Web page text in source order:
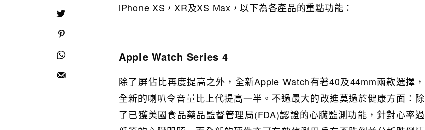
iPhone XS，XR及XS Max，以下為各產品的重點功能：
Apple Watch Series 4
除了屏佔比再度提高之外，全新Apple Watch有著40及44mm兩款選擇，
全新的喇叭令音量比上代提高一半。不過最大的改進莫過於健康方面：除
了已獲美國食品藥品監督管理局(FDA)認證的心臟監測功能，針對心率過